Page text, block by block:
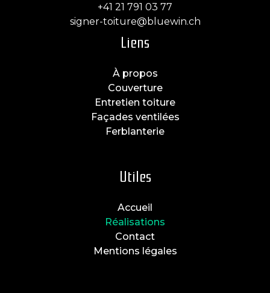
+41 21 791 03 77
signer-toiture@bluewin.ch
Liens
À propos
Couverture
Entretien toiture
Façades ventilées
Ferblanterie
Utiles
Accueil
Réalisations
Contact
Mentions légales